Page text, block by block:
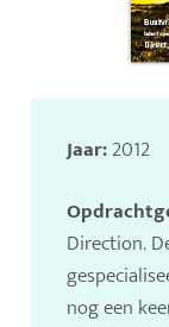
Jaar:2012
Direction.
nog een